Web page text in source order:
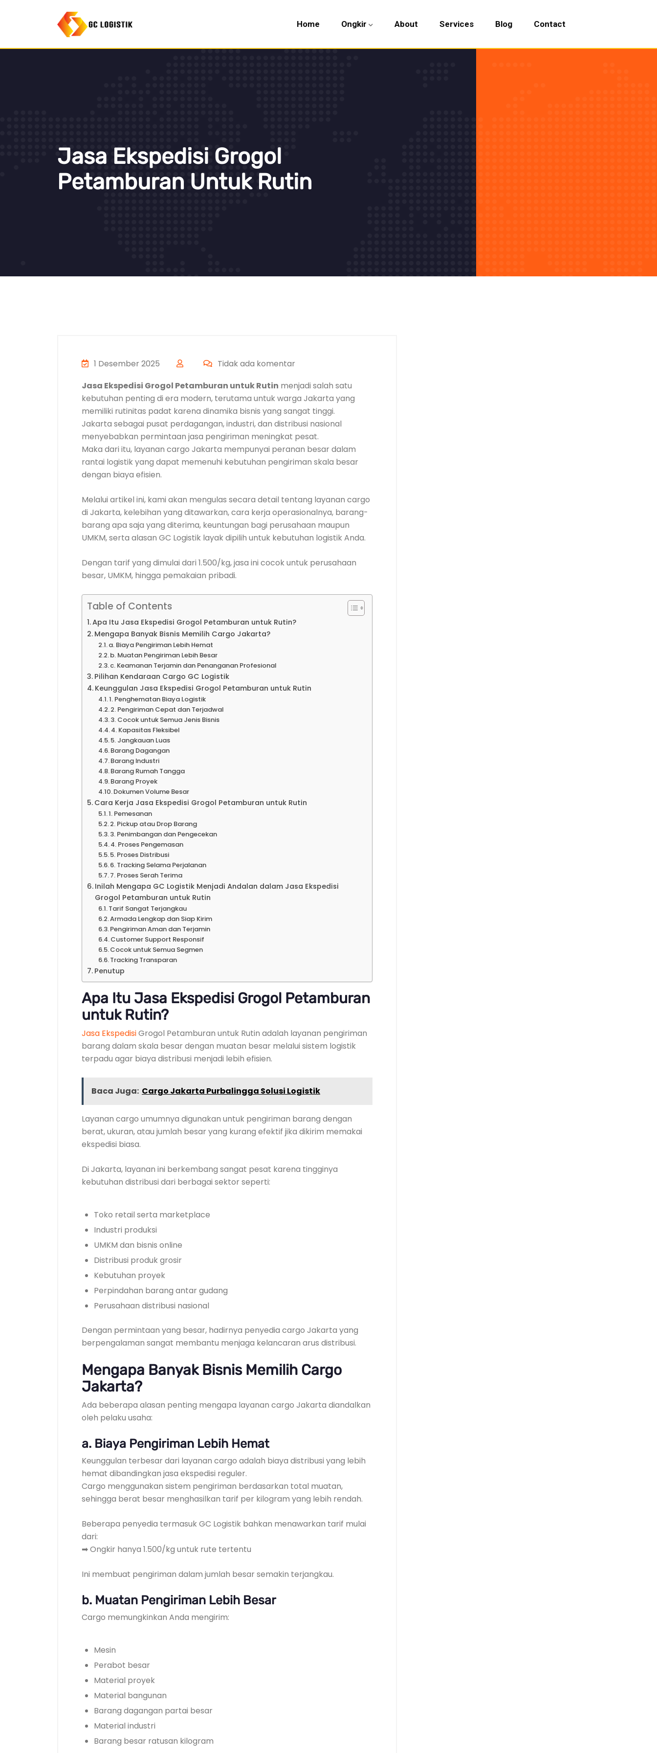
Home Ongkir About Services Blog Contact
Jasa Ekspedisi Grogol
Petamburan Untuk Rutin
1 Desember 2025
Tidak ada komentar
Jasa Ekspedisi Grogol Petamburan untuk Rutin menjadi salah satu
kebutuhan penting di era modern, terutama untuk warga Jakarta yang
memiliki rutinitas padat karena dinamika bisnis yang sangat tinggi.
Jakarta sebagai pusat perdagangan, industri, dan distribusi nasional
menyebabkan permintaan jasa pengiriman meningkat pesat.
Maka dari itu, layanan cargo Jakarta mempunyai peranan besar dalam
rantai logistik yang dapat memenuhi kebutuhan pengiriman skala besar
dengan biaya efisien.
Melalui artikel ini, kami akan mengulas secara detail tentang layanan cargo
di Jakarta, kelebihan yang ditawarkan, cara kerja operasionalnya, barang-
barang apa saja yang diterima, keuntungan bagi perusahaan maupun
UMKM, serta alasan GC Logistik layak dipilih untuk kebutuhan logistik Anda.
Dengan tarif yang dimulai dari 1.500/kg, jasa ini cocok untuk perusahaan
besar, UMKM, hingga pemakaian pribadi.
Table of Contents
Apa Itu Jasa Ekspedisi Grogol Petamburan untuk Rutin?
Mengapa Banyak Bisnis Memilih Cargo Jakarta?
a. Biaya Pengiriman Lebih Hemat
b. Muatan Pengiriman Lebih Besar
c. Keamanan Terjamin dan Penanganan Profesional
Pilihan Kendaraan Cargo GC Logistik
Keunggulan Jasa Ekspedisi Grogol Petamburan untuk Rutin
1. Penghematan Biaya Logistik
2. Pengiriman Cepat dan Terjadwal
3. Cocok untuk Semua Jenis Bisnis
4. Kapasitas Fleksibel
5. Jangkauan Luas
Barang Dagangan
Barang Industri
Barang Rumah Tangga
Barang Proyek
Dokumen Volume Besar
Cara Kerja Jasa Ekspedisi Grogol Petamburan untuk Rutin
1. Pemesanan
2. Pickup atau Drop Barang
3. Penimbangan dan Pengecekan
4. Proses Pengemasan
5. Proses Distribusi
6. Tracking Selama Perjalanan
7. Proses Serah Terima
Inilah Mengapa GC Logistik Menjadi Andalan dalam Jasa Ekspedisi
Grogol Petamburan untuk Rutin
Tarif Sangat Terjangkau
Armada Lengkap dan Siap Kirim
Pengiriman Aman dan Terjamin
Customer Support Responsif
Cocok untuk Semua Segmen
Tracking Transparan
Penutup
Apa Itu Jasa Ekspedisi Grogol Petamburan
untuk Rutin?
Jasa EkspedisiGrogol Petamburan untuk Rutin adalah layanan pengiriman
barang dalam skala besar dengan muatan besar melalui sistem logistik
terpadu agar biaya distribusi menjadi lebih efisien.
Baca Juga: Cargo Jakarta Purbalingga Solusi Logistik
Layanan cargo umumnya digunakan untuk pengiriman barang dengan
berat, ukuran, atau jumlah besar yang kurang efektif jika dikirim memakai
ekspedisi biasa.
Di Jakarta, layanan ini berkembang sangat pesat karena tingginya
kebutuhan distribusi dari berbagai sektor seperti:
Toko retail serta marketplace
Industri produksi
UMKM dan bisnis online
Distribusi produk grosir
Kebutuhan proyek
Perpindahan barang antar gudang
Perusahaan distribusi nasional
Dengan permintaan yang besar, hadirnya penyedia cargo Jakarta yang
berpengalaman sangat membantu menjaga kelancaran arus distribusi.
Mengapa Banyak Bisnis Memilih Cargo
Jakarta?
Ada beberapa alasan penting mengapa layanan cargo Jakarta diandalkan
oleh pelaku usaha:
a. Biaya Pengiriman Lebih Hemat
Keunggulan terbesar dari layanan cargo adalah biaya distribusi yang lebih
hemat dibandingkan jasa ekspedisi reguler.
Cargo menggunakan sistem pengiriman berdasarkan total muatan,
sehingga berat besar menghasilkan tarif per kilogram yang lebih rendah.
Beberapa penyedia termasuk GC Logistik bahkan menawarkan tarif mulai
dari:
➡ Ongkir hanya 1.500/kg untuk rute tertentu
Ini membuat pengiriman dalam jumlah besar semakin terjangkau.
b. Muatan Pengiriman Lebih Besar
Cargo memungkinkan Anda mengirim:
Mesin
Perabot besar
Material proyek
Material bangunan
Barang dagangan partai besar
Material industri
Barang besar ratusan kilogram